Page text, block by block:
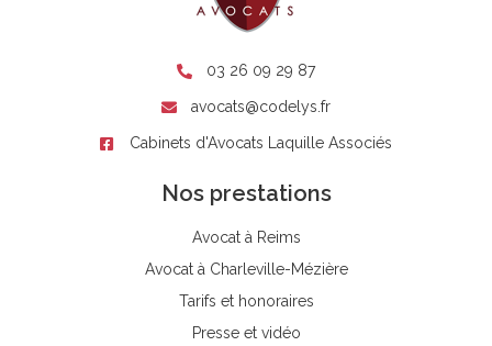
03 26 09 29 87
avocats@codelys.fr
Cabinets d'Avocats Laquille Associés
Nos prestations
Avocat à Reims
Avocat à Charleville-Mézière
Tarifs et honoraires
Presse et vidéo